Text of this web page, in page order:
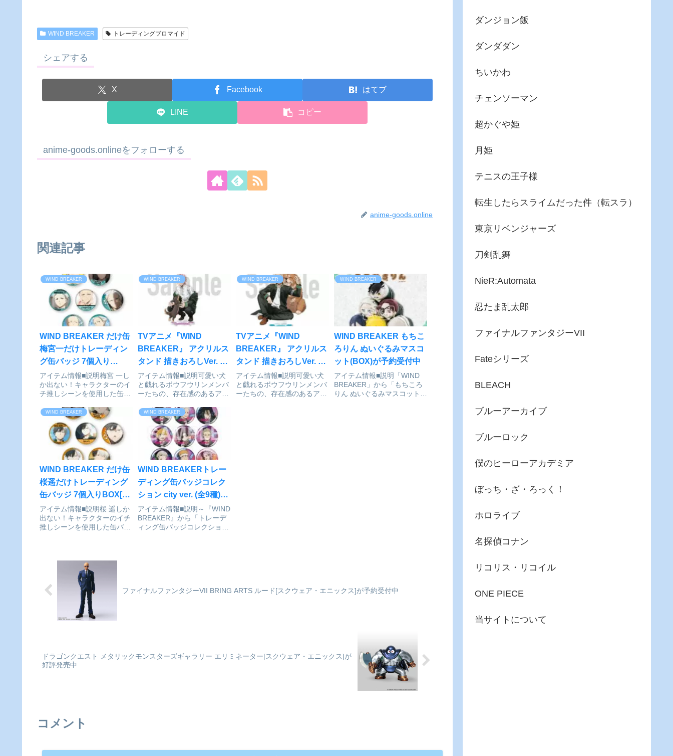
WIND BREAKER トレーディングブロマイド
シェアする
X Facebook はてブ
LINE コピー
anime-goods.onlineをフォローする
anime-goods.online
関連記事
WIND BREAKER
WIND BREAKER だけ缶
梅宮一だけトレーディン
グ缶バッジ 7個入り
BOX[カルチュア・エンタ
テインメント]が予約受付
開始
アイテム情報■説明梅宮 一し
か出ない！キャラクターのイ
チ推しシーンを使用した缶バ
着けたり、コレクションした
りして楽しもう！1BOXで全
種揃います。BOX/7個入り■
サイズ直径約57mmWIND
BREAKER_だけ...
WIND BREAKER
TVアニメ『WIND
BREAKER』 アクリルス
タンド 描きおろしVer. 桐
生[フィルター・インク]が
予約受付開始
アイテム情報■説明可愛い犬
と戯れるボウフウリンメンバ
ーたちの、存在感のあるアク
高さ約150mmWIND
BREAKER_アクリルスタンド
描きおろしVer. 桐生colleize
で探す
WIND BREAKER
TVアニメ『WIND
BREAKER』 アクリルス
タンド 描きおろしVer. 梅
宮[フィルター・インク]が
予約受付開始
アイテム情報■説明可愛い犬
と戯れるボウフウリンメンバ
ーたちの、存在感のあるアク
WIND BREAKER
WIND BREAKER もちこ
ろりん ぬいぐるみマスコ
ット(BOX)が予約受付中
アイテム情報■説明「WIND
BREAKER」から「もちころ
りん ぬいぐるみマスコット」
WIND BREAKER
WIND BREAKER だけ缶
桜遥だけトレーディング
缶バッジ 7個入りBOX[カ
ルチュア・エンタテイン
メント]が予約受付開始
アイテム情報■説明桜 遥しか
出ない！キャラクターのイチ
推しシーンを使用した缶バッ
揃います。BOX/7個入り■サ
イズ直径約57mmWIND
BREAKER_だけ缶...
WIND BREAKER
WIND BREAKERトレー
ディング缶バッジコレク
ション city ver. (全9種)が
予約受付開始
アイテム情報■説明～『WIND
BREAKER』から「トレーデ
ィング缶バッジコレクション
ファイナルファンタジーVII BRING ARTS ルード[スクウェア・エニックス]が予約受付中
ドラゴンクエスト メタリックモンスターズギャラリー エリミネーター[スクウェア・エニックス]が
好評発売中
コメント
ダンジョン飯
ダンダダン
ちいかわ
チェンソーマン
超かぐや姫
月姫
テニスの王子様
転生したらスライムだった件（転スラ）
東京リベンジャーズ
刀剣乱舞
NieR:Automata
忍たま乱太郎
ファイナルファンタジーVII
Fateシリーズ
BLEACH
ブルーアーカイブ
ブルーロック
僕のヒーローアカデミア
ぼっち・ざ・ろっく！
ホロライブ
名探偵コナン
リコリス・リコイル
ONE PIECE
当サイトについて